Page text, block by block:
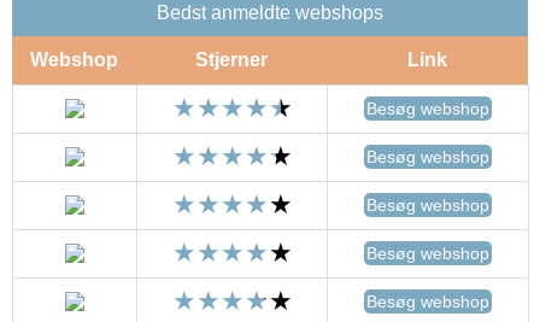
Bedst anmeldte webshops
Webshop Stjerner Link
Besøg webshop
Besøg webshop
Besøg webshop
Besøg webshop
Besøg webshop